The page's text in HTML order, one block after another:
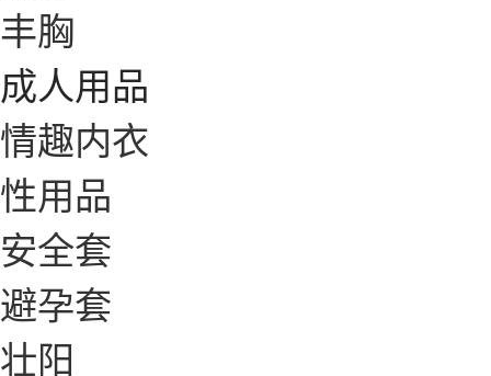
丰胸
成人用品
情趣内衣
性用品
安全套
避孕套
壮阳